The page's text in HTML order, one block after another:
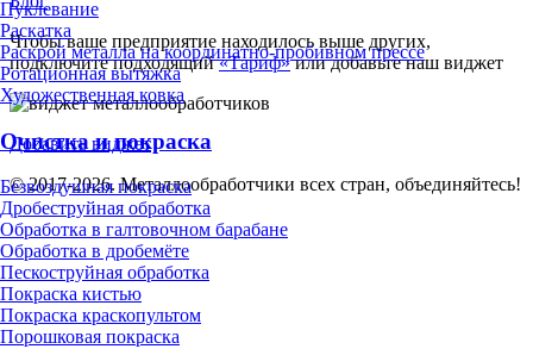
Пуклевание
Раскатка
Раскрой металла на координатно-пробивном прессе
Ротационная вытяжка
Художественная ковка
Очистка и покраска
Безвоздушная покраска
Дробеструйная обработка
Обработка в галтовочном барабане
Обработка в дробемёте
Пескоструйная обработка
Покраска кистью
Покраска краскопультом
Порошковая покраска
Чтобы ваше предприятие находилось выше других,
подключите подходящий«Тариф»или добавьте наш виджет
Добавить виджет
© 2017-2026. Металлообработчики всех стран, объединяйтесь!